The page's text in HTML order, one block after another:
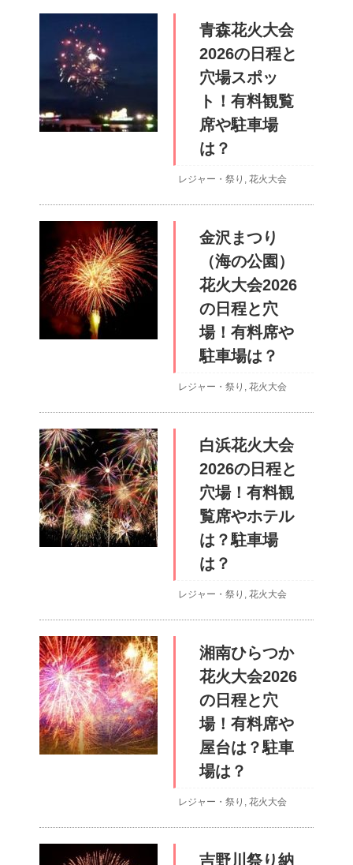
青森花火大会
2026の日程と
穴場スポッ
ト！有料観覧
席や駐車場
は？
レジャー・祭り , 花火大会
金沢まつり
（海の公園）
花火大会2026
の日程と穴
場！有料席や
駐車場は？
レジャー・祭り , 花火大会
白浜花火大会
2026の日程と
穴場！有料観
覧席やホテル
は？駐車場
は？
レジャー・祭り , 花火大会
湘南ひらつか
花火大会2026
の日程と穴
場！有料席や
屋台は？駐車
場は？
レジャー・祭り , 花火大会
吉野川祭り納